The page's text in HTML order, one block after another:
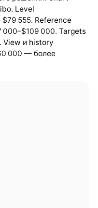
Level
555. Reference
000–$109 000. Targets
View и history
000 — более